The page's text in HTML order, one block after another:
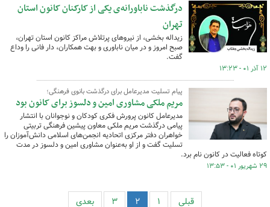
درگذشت ناباورانه‌ی یکی از کارکنان کانون استان
تهران
زیداله بخشی، از نیروهای پرتلاش مراکز کانون استان تهران،
صبح امروز و در میان ناباوری و بهت همکاران، دار فانی را وداع
گفت.
۱۲ آذر ۰۱ - ۱۳:۲۳
پیام تسلیت مدیرعامل برای درگذشت بانوی فرهنگی؛
مریم ملکی مشاوری امین و دلسوز برای کانون بود
مدیرعامل کانون پرورش فکری کودکان و نوجوانان با انتشار
پیامی درگذشت مریم ملکی معاون پیشین فرهنگی تربیتی
خواهران دفتر مرکزی اتحادیه انجمن‌های اسلامی دانش‌آموزان را
تسلیت گفت و از او به‌عنوان مشاوری امین و دلسوز در مدت
کوتاه فعالیت در کانون نام برد.
۲۹ شهریور ۰۱ - ۱۳:۵۳
قبلی ۱ ۲ ۳ بعدی